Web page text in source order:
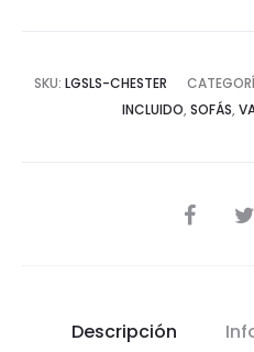
SKU: LGSLS-CHESTER
INCLUIDO, SOFÁS,
COMPARTIR
Descripción